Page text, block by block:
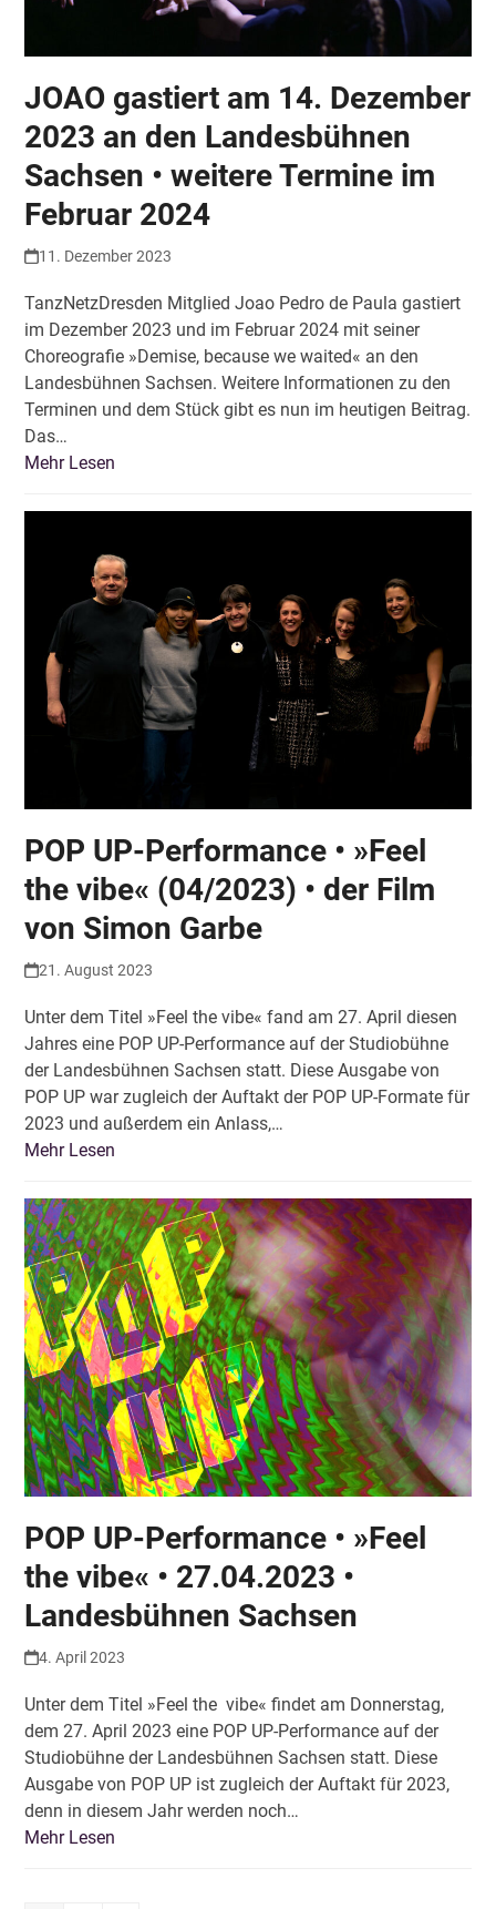
JOAO gastiert am 14. Dezember
2023 an den Landesbühnen
Sachsen • weitere Termine im
Februar 2024
11. Dezember 2023
TanzNetzDresden Mitglied Joao Pedro de Paula gastiert
im Dezember 2023 und im Februar 2024 mit seiner
Choreografie »Demise, because we waited« an den
Landesbühnen Sachsen. Weitere Informationen zu den
Terminen und dem Stück gibt es nun im heutigen Beitrag.
Das…
Mehr Lesen
POP UP-Performance • »Feel
the vibe« (04/2023) • der Film
von Simon Garbe
21. August 2023
Unter dem Titel »Feel the vibe« fand am 27. April diesen
Jahres eine POP UP-Performance auf der Studiobühne
der Landesbühnen Sachsen statt. Diese Ausgabe von
POP UP war zugleich der Auftakt der POP UP-Formate für
2023 und außerdem ein Anlass,…
Mehr Lesen
POP UP-Performance • »Feel
the vibe« • 27.04.2023 •
Landesbühnen Sachsen
4. April 2023
Unter dem Titel »Feel the vibe« findet am Donnerstag,
dem 27. April 2023 eine POP UP-Performance auf der
Studiobühne der Landesbühnen Sachsen statt. Diese
Ausgabe von POP UP ist zugleich der Auftakt für 2023,
denn in diesem Jahr werden noch…
Mehr Lesen